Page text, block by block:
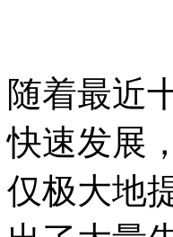
随着最近
快速发展
仅极大地